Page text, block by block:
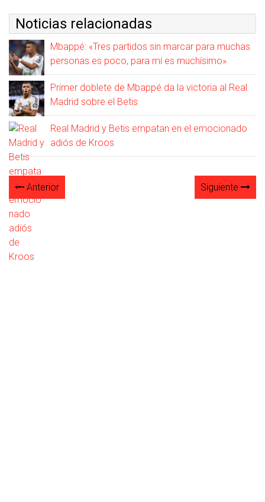
Noticias relacionadas
Mbappé: «Tres partidos sin marcar para muchas
personas es poco, para mí es muchísimo»
Primer doblete de Mbappé da la victoria al Real
Madrid sobre el Betis
Real Madrid y Betis empatan en el emocionado
adiós de Kroos
Anterior Siguiente